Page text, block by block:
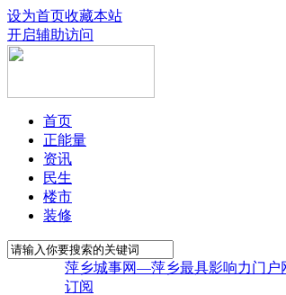
设为首页收藏本站
开启辅助访问
首页
正能量
资讯
民生
楼市
装修
萍乡城事网—萍乡最具影响力门户
订阅